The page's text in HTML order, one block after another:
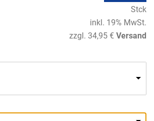
Stck
inkl. 19% MwSt.
zzgl. 34,95 € Versand